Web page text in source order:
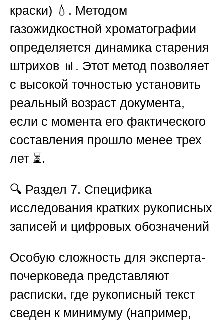
краски) 💧. Методом
газожидкостной хроматографии
определяется динамика старения
штрихов 📊. Этот метод позволяет
с высокой точностью установить
реальный возраст документа,
если с момента его фактического
составления прошло менее трех
лет ⏳.
🔍 Раздел 7. Специфика
исследования кратких рукописных
записей и цифровых обозначений
Особую сложность для эксперта-
почерковеда представляют
расписки, где рукописный текст
сведен к минимуму (например,